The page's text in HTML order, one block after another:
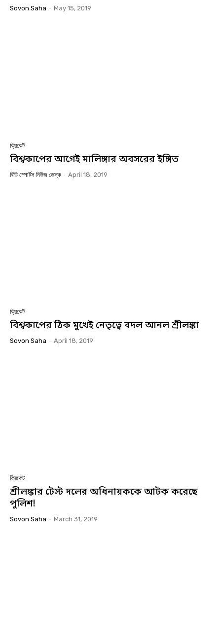
Sovon Saha - May 15, 2019
ক্রিকেট
বিশ্বকাপের আগেই মালিঙ্গার অবসরের ইঙ্গিত
বিডি স্পোর্টস নিউজ ডেস্ক - April 18, 2019
ক্রিকেট
বিশ্বকাপের ঠিক মুখেই নেতৃত্বে বদল আনল শ্রীলঙ্কা
Sovon Saha - April 18, 2019
ক্রিকেট
শ্রীলঙ্কার টেস্ট দলের অধিনায়ককে আটক করেছে
পুলিশ!
Sovon Saha - March 31, 2019